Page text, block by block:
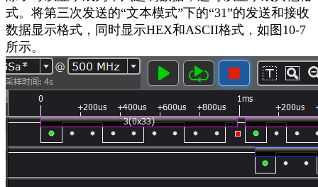
式。将第三次发送的“文本模式”下的“31”的发送和接收
数据显示格式，同时显示HEX和ASCII格式，如图 10-7
所示。